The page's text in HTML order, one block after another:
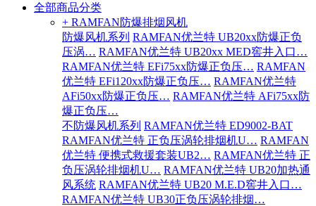
全部商品分类
+ RAMFAN防爆排烟风机
防爆风机系列 RAMFAN优兰特 UB20xx防爆正负
压涡… RAMFAN优兰特 UB20xx MED窖井入口…
RAMFAN优兰特 EFi75xx防爆正负压… RAMFAN
优兰特 EFi120xx防爆正负压… RAMFAN优兰特
AFi50xx防爆正负压… RAMFAN优兰特 AFi75xx防
爆正负压…
不防爆风机系列 RAMFAN优兰特 ED9002-BAT
RAMFAN优兰特 正负压涡轮排烟机U… RAMFAN
优兰特 便携式救援套装UB2… RAMFAN优兰特 正
负压涡轮排烟机U… RAMFAN优兰特 UB20加热通
风系统 RAMFAN优兰特 UB20 M.E.D窖井入口…
RAMFAN优兰特 UB30正负压涡轮排烟…